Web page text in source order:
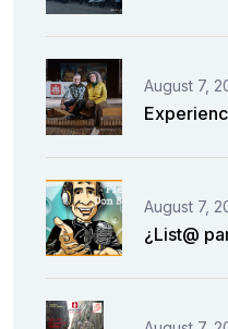
August 7,
August 7,
¿List@